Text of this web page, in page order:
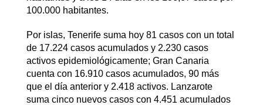
100.000 habitantes.
Por islas, Tenerife suma hoy 81 casos con un total
de 17.224 casos acumulados y 2.230 casos
activos epidemiológicamente; Gran Canaria
cuenta con 16.910 casos acumulados, 90 más
que el día anterior y 2.418 activos. Lanzarote
suma cinco nuevos casos con 4.451 acumulados